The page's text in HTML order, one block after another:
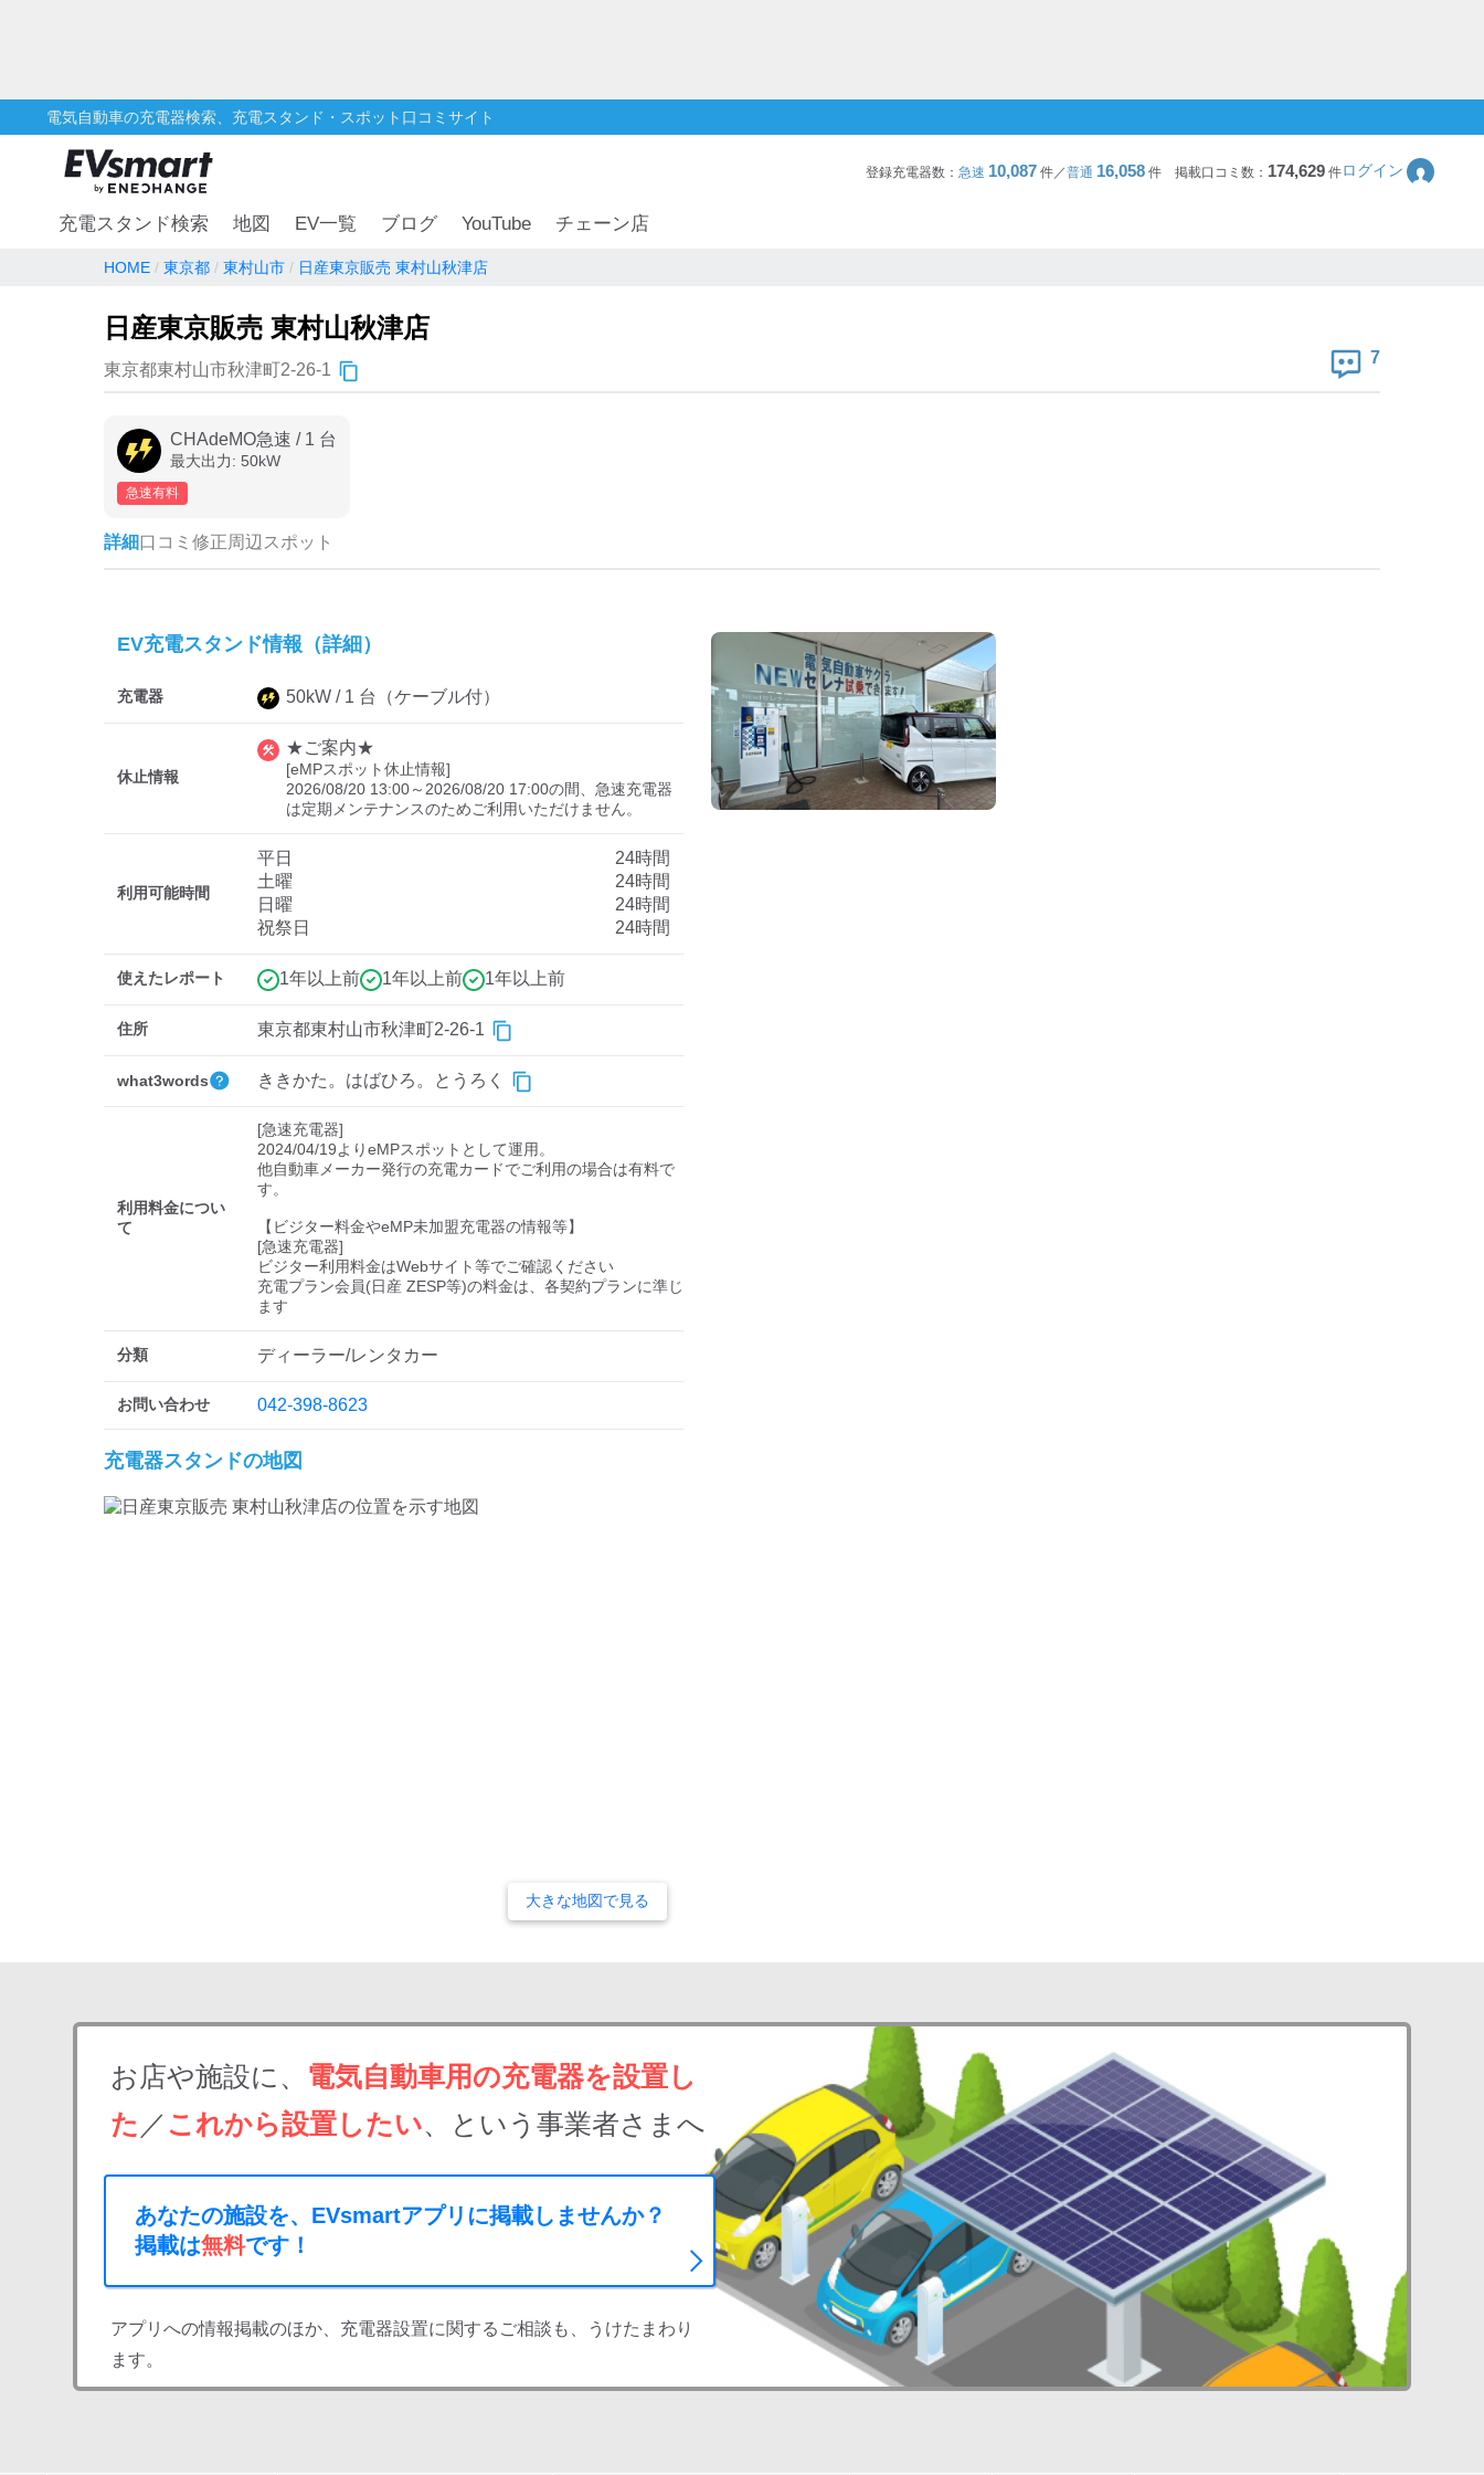
電気自動車の充電器検索、充電スタンド・スポット口コミサイト
登録充電器数： 急速 10,087 件／普通 16,058 件 掲載口コミ数： 174,629件ログイン
充電スタンド検索 地図 EV一覧 ブログ YouTube チェーン店
HOME 東京都 東村山市 日産東京販売 東村山秋津店
日産東京販売 東村山秋津店
東京都東村山市秋津町2-26-1
7
CHAdeMO急速 / 1 台
最大出力: 50kW
急速有料
詳細口コミ 修正周辺スポット
EV充電スタンド情報（詳細）
充電器 50kW / 1 台 （ケーブル付）
休止情報
★ご案内★
[eMPスポット休止情報]
2026/08/20 13:00～2026/08/20 17:00の間、急速充電器
は定期メンテナンスのためご利用いただけません。
利用可能時間
平日
24時間
土曜
24時間
日曜
24時間
祝祭日
24時間
使えたレポート 1年以上前 1年以上前 1年以上前
住所 東京都東村山市秋津町2-26-1
what3words ききかた。はばひろ。とうろく
利用料金につい
て
[急速充電器]
2024/04/19よりeMPスポットとして運用。
他自動車メーカー発行の充電カードでご利用の場合は有料で
す。
【ビジター料金やeMP未加盟充電器の情報等】
[急速充電器]
ビジター利用料金はWebサイト等でご確認ください
充電プラン会員(日産 ZESP等)の料金は、各契約プランに準じ
分類 ディーラー/レンタカー
お問い合わせ 042-398-8623
充電器スタンドの地図
大きな地図で見る
お店や施設に、 電気自動車用の充電器を設置し
た ／ これから設置したい、という事業者さまへ
あなたの施設を、EVsmartアプリに掲載しませんか？
掲載は無料です！
アプリへの情報掲載のほか、充電器設置に関するご相談も、うけたまわり
ます。